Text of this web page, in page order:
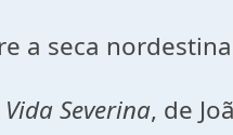
a seca
Severina, de